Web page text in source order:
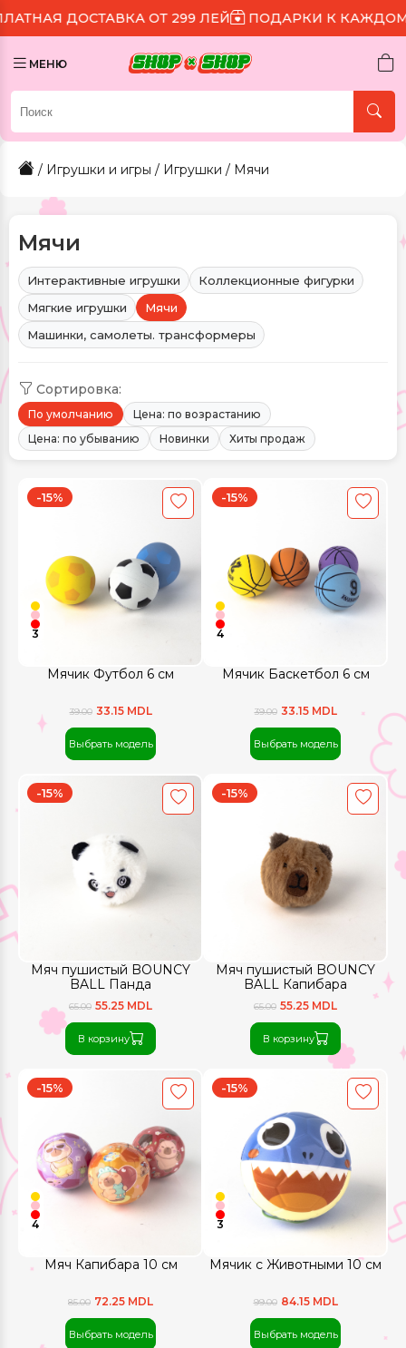
ОТ 299 ЛЕЙ ПОДАРКИ К КАЖДОМУ ЗАКАЗУ
МЕНЮ
/ Игрушки и игры / Игрушки / Мячи
Мячи
Интерактивные игрушки
Коллекционные фигурки
Мягкие игрушки
Мячи
Машинки, самолеты. трансформеры
Сортировка:
По умолчанию
Цена: по возрастанию
Цена: по убыванию
Новинки Хиты продаж
Мячик Футбол 6 см
-15%
3
39.00 33.15 MDL
Выбрать модель
Мячик Баскетбол 6 см
-15%
4
39.00 33.15 MDL
Выбрать модель
Мяч пушистый BOUNCY
BALL Панда
-15%
65.00 55.25 MDL
В корзину
Мяч пушистый BOUNCY
BALL Капибара
-15%
65.00 55.25 MDL
В корзину
Мяч Капибара 10 см
-15%
4
85.00 72.25 MDL
Выбрать модель
Мячик с Животными 10 см
-15%
3
99.00 84.15 MDL
Выбрать модель